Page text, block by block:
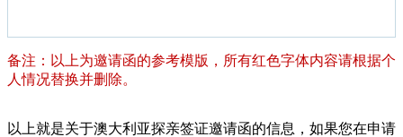
备注：以上为邀请函的参考模版，所有红色字体内容请根据个
人情况替换并删除。
以上就是关于澳大利亚探亲签证邀请函的信息，如果您在申请